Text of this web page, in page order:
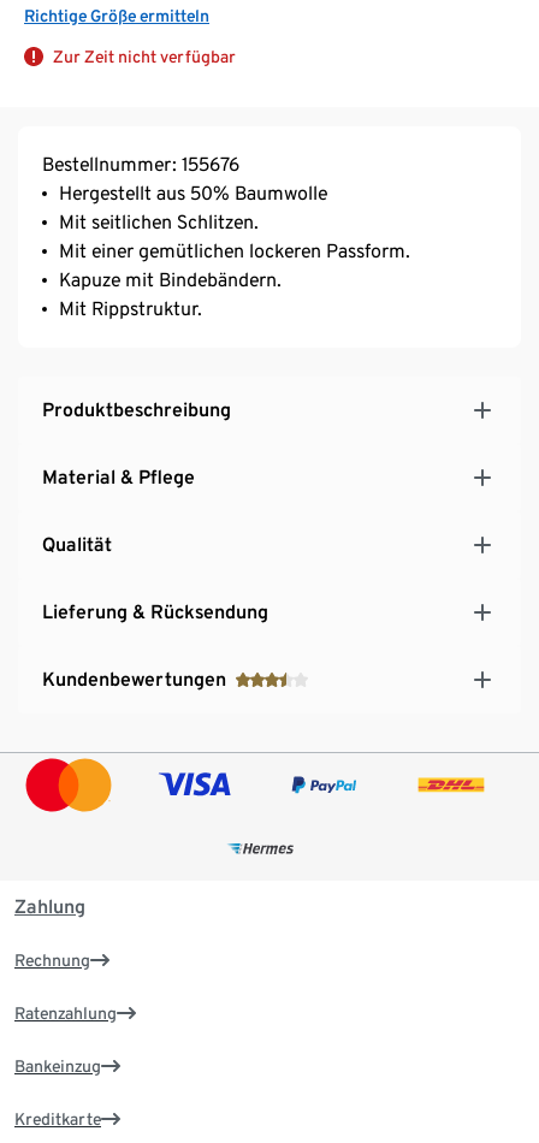
Richtige Größe ermitteln
Zur Zeit nicht verfügbar
Bestellnummer: 155676
Hergestellt aus 50% Baumwolle
Mit seitlichen Schlitzen.
Mit einer gemütlichen lockeren Passform.
Kapuze mit Bindebändern.
Mit Rippstruktur.
Produktbeschreibung
Material & Pflege
Qualität
Lieferung & Rücksendung
Kundenbewertungen
Zahlung
Rechnung
Ratenzahlung
Bankeinzug
Kreditkarte